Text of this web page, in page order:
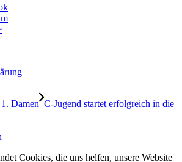
Damen C-Jugend startet erfolgreich in die
Cookies, die uns helfen, unsere Website